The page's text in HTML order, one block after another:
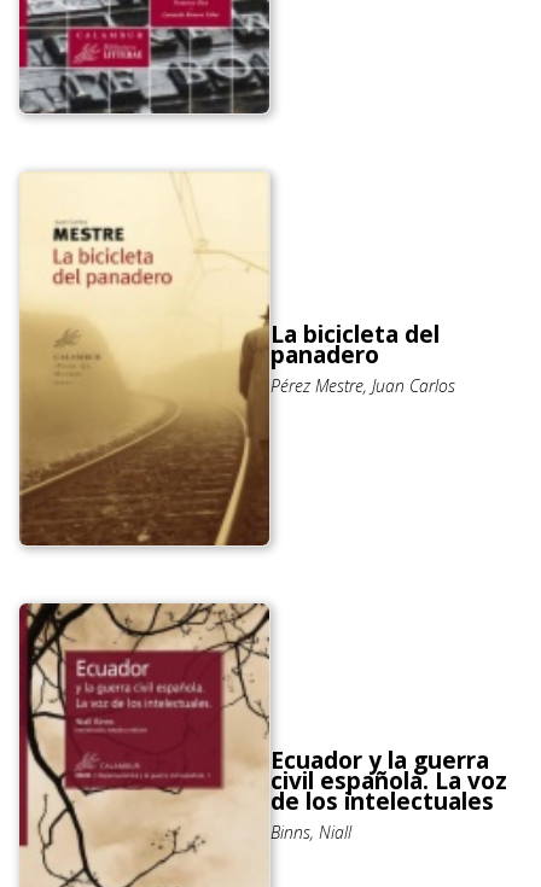
La bicicleta del
panadero
Pérez Mestre, Juan Carlos
Ecuador y la guerra
civil española. La voz
de los intelectuales
Binns, Niall